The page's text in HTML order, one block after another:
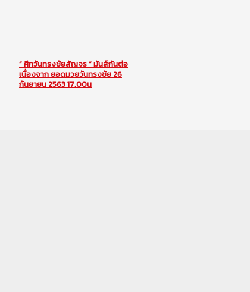
” ศึกวันทรงชัยสัญจร ” มันส์กันต่อ
เนื่องจาก ยอดมวยวันทรงชัย 26
กันยายน 2563 17.00น